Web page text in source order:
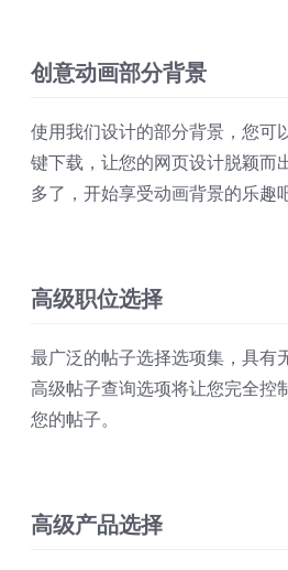
创意动画部分背景
使用我们设计的部分背景，您可
键下载，让您的网页设计脱颖而
多了，开始享受动画背景的乐趣吧
高级职位选择
最广泛的帖子选择选项集，具有
高级帖子查询选项将让您完全控
您的帖子。
高级产品选择